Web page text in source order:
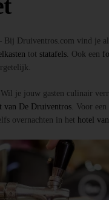
Bij Druiventros.com vind je
tot statafels. Ook een
je jouw gasten culinair
van De Druiventros. Voor
overnachten in het hotel